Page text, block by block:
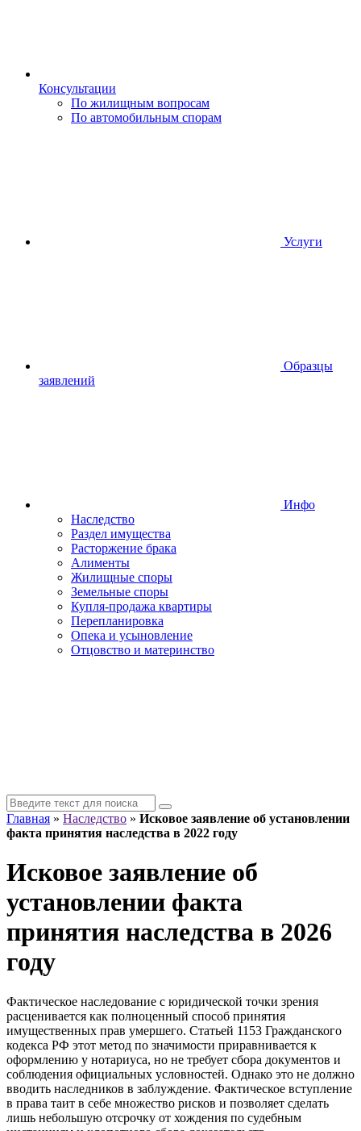
Консультации
По жилищным вопросам
По автомобильным спорам
Услуги
Образцы
заявлений
Инфо
Наследство
Раздел имущества
Расторжение брака
Алименты
Жилищные споры
Земельные споры
Купля-продажа квартиры
Перепланировка
Опека и усыновление
Отцовство и материнство
Главная » Наследство » Исковое заявление об установлении
факта принятия наследства в 2022 году
Исковое заявление об
установлении факта
принятия наследства в 2026
году
Фактическое наследование с юридической точки зрения
расценивается как полноценный способ принятия
имущественных прав умершего. Статьей 1153 Гражданского
кодекса РФ этот метод по значимости приравнивается к
оформлению у нотариуса, но не требует сбора документов и
соблюдения официальных условностей. Однако это не должно
вводить наследников в заблуждение. Фактическое вступление
в права таит в себе множество рисков и позволяет сделать
лишь небольшую отсрочку от хождения по судебным